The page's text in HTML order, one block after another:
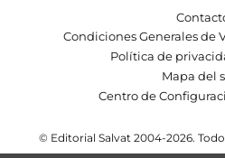
Condiciones Generales de
Política de
Mapa del
Centro de
© Editorial Salvat 2004-2026.